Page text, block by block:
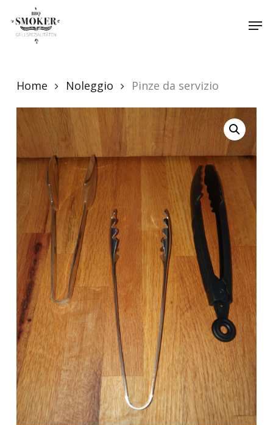
Home Noleggio Pinze da servizio